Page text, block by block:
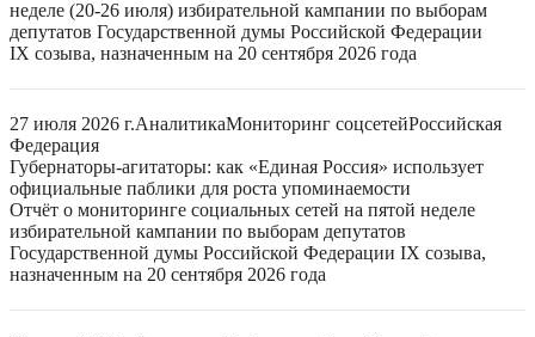
неделе (20-26 июля) избирательной кампании по выборам
депутатов Государственной думы Российской Федерации
IX созыва, назначенным на 20 сентября 2026 года
27 июля 2026 г.АналитикаМониторинг соцсетейРоссийская
Федерация
Губернаторы-агитаторы: как «Единая Россия» использует
официальные паблики для роста упоминаемости
Отчёт о мониторинге социальных сетей на пятой неделе
избирательной кампании по выборам депутатов
Государственной думы Российской Федерации IX созыва,
назначенным на 20 сентября 2026 года